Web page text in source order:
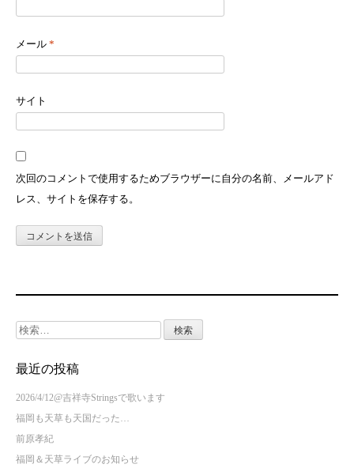
メール *
サイト
次回のコメントで使用するためブラウザーに自分の名前、メールアド
レス、サイトを保存する。
検
最近の投稿
2026/4/12@吉祥寺Stringsで歌います
福岡も天草も天国だった…
前原孝紀
福岡＆天草ライブのお知らせ